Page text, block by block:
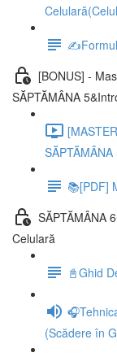
[BONUS] -
SĂPTĂMÂNA
📚[PDF]
SĂPTĂMÂNA
Celulară
📓Ghid
(Scădere în